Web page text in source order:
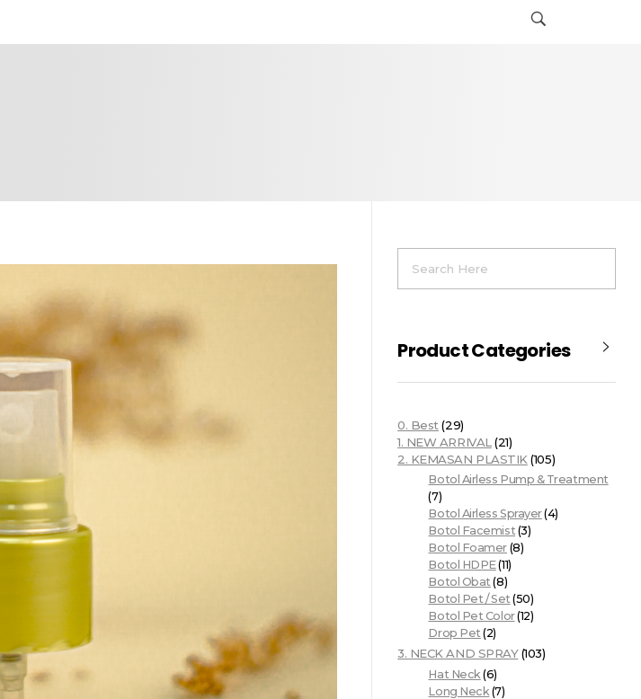
Product Categories
0. Best (29)
1. NEW ARRIVAL (21)
2. KEMASAN PLASTIK (105)
Botol Airless Pump & Treatment
(7)
Botol Airless Sprayer(4)
Botol Facemist(3)
Botol Foamer (8)
Botol HDPE(11)
Botol Obat(8)
Botol Pet / Set(50)
Botol Pet Color(12)
Drop Pet(2)
3. NECK AND SPRAY (103)
Hat Neck (6)
Long Neck (7)